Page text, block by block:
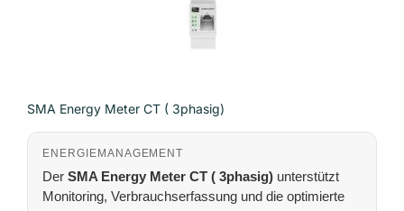
SMA Energy Meter CT ( 3phasig)
ENERGIEMANAGEMENT
Der SMA Energy Meter CT ( 3phasig) unterstützt
Monitoring, Verbrauchserfassung und die optimierte